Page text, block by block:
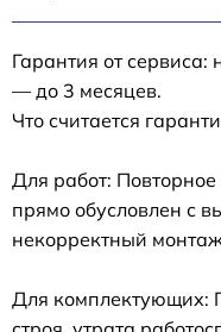
Гарантия от
— до 3 месяцев.
Что считается
Для работ:
прямо обусловлен с
некорректный
Для комплектующих: